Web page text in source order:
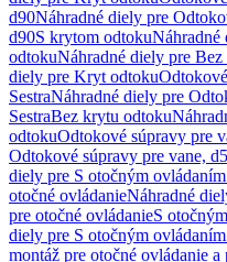
d90Náhradné diely pre
d90S krytom odtokuNáhradné
odtokuNáhradné diely pre
diely pre Kryt odtoku
SestraNáhradné diely pre
SestraBez krytu odtoku
odtokuOdtokové súpravy pre
Odtokové súpravy pre vane,
diely pre S otočným ovládaním
otočné ovládanieNáhradné
pre otočné ovládanieS
diely pre S otočným
montáž pre otočné ovládanie a